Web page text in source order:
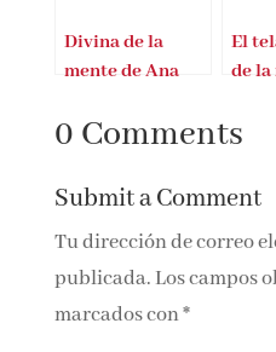
Divina de la
García del
Barrio
El
0 Comments
Submit a Comment